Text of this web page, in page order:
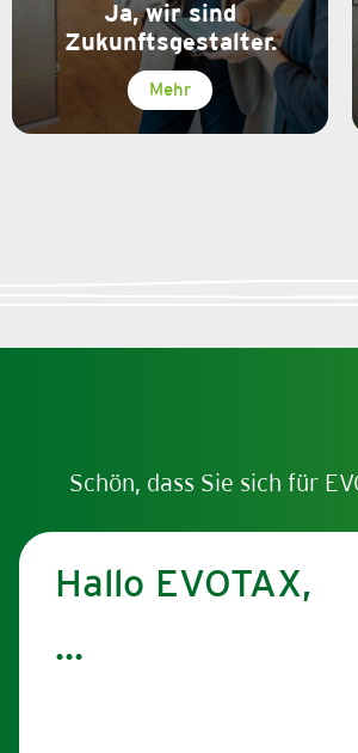
Ja, wir sind
Zukunftsgestalter.
Mehr
Schön, dass Sie sich für
Hallo EVOTAX,